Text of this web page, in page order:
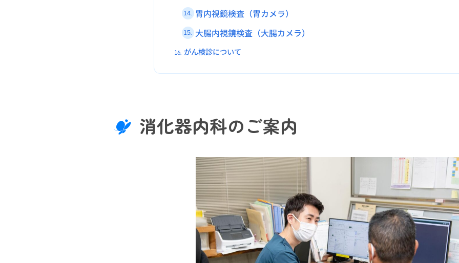
14. 胃内視鏡検査（胃カメラ）
15. 大腸内視鏡検査（大腸カメラ）
16. がん検診について
消化器内科のご案内